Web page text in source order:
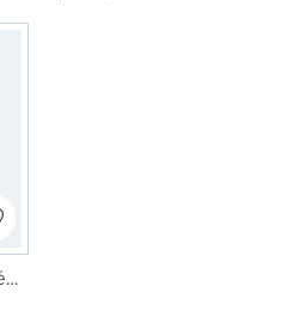
Patron Burda 2452 Déguisement Pirate, en français